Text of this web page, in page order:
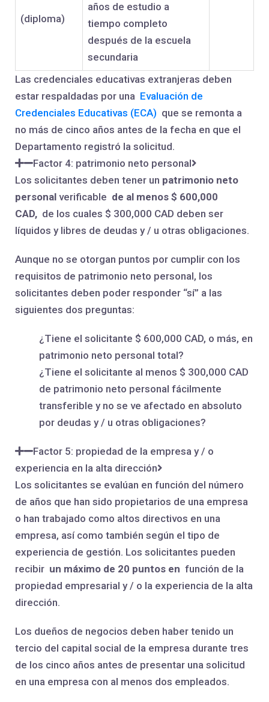
(diploma)
años de estudio a
tiempo completo
después de la escuela
secundaria
Las credenciales educativas extranjeras deben
estar respaldadas por una Evaluación de
Credenciales Educativas (ECA) que se remonta a
no más de cinco años antes de la fecha en que el
Departamento registró la solicitud.
Factor 4: patrimonio neto personal
Los solicitantes deben tener un patrimonio neto
personal verificable de al menos $ 600,000
CAD, de los cuales $ 300,000 CAD deben ser
líquidos y libres de deudas y / u otras obligaciones.
Aunque no se otorgan puntos por cumplir con los
requisitos de patrimonio neto personal, los
solicitantes deben poder responder “sí” a las
siguientes dos preguntas:
¿Tiene el solicitante $ 600,000 CAD, o más, en
patrimonio neto personal total?
¿Tiene el solicitante al menos $ 300,000 CAD
de patrimonio neto personal fácilmente
transferible y no se ve afectado en absoluto
por deudas y / u otras obligaciones?
Factor 5: propiedad de la empresa y / o
experiencia en la alta dirección
Los solicitantes se evalúan en función del número
de años que han sido propietarios de una empresa
o han trabajado como altos directivos en una
empresa, así como también según el tipo de
experiencia de gestión. Los solicitantes pueden
recibir un máximo de 20 puntos en función de la
propiedad empresarial y / o la experiencia de la alta
dirección.
Los dueños de negocios deben haber tenido un
tercio del capital social de la empresa durante tres
de los cinco años antes de presentar una solicitud
en una empresa con al menos dos empleados.